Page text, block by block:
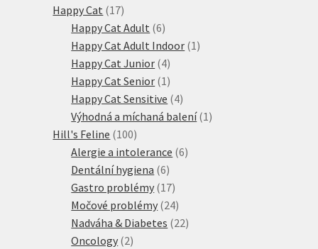
Happy Cat 1717
produktů
Happy Cat Adult 66
produktů
Happy Cat Adult Indoor 1 1
Happy Cat Junior 44
produkty
Happy Cat Senior 1 1
produkt
Happy Cat Sensitive 44
produkty
Výhodná a míchaná balení 1 1
Hill's Feline 100100
produktů
Alergie a intolerance 66
Dentální hygiena 66
produktů
Gastro problémy 1717
produktů
Močové problémy 2424
produktů
Nadváha & Diabetes 2222
Oncology 22